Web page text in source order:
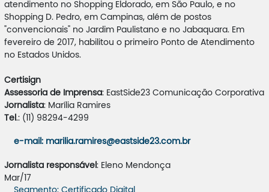
atendimento no Shopping Eldorado, em São Paulo, e no
Shopping D. Pedro, em Campinas, além de postos
"convencionais" no Jardim Paulistano e no Jabaquara. Em
fevereiro de 2017, habilitou o primeiro Ponto de Atendimento
no Estados Unidos.
Certisign
Assessoria de Imprensa: EastSide23 Comunicação Corporativa
Jornalista: Marília Ramires
Tel .: (11) 98294-4299
e-mail : marilia.ramires@eastside23.com.br
Jornalista responsável : Eleno Mendonça
Mar/17
Segmento: Certificado Digital